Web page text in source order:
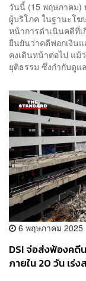
วันนี้ (15 พฤษภาคม)
ผู้บริโภค ในฐานะโฆ
หน้าการดำเนินคดีที่
ยืนยันว่าคดีฟอกเงิน
คงเดินหน้าต่อไป แม้
ยุติธรรม ซึ่งกำกับดูแ
6 พฤษภาคม 2025
DSI จ่อส่งฟ้องคดีน
ภายใน 20 วัน เร่